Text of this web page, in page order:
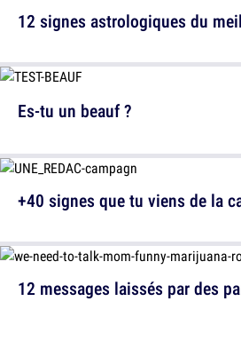
12 signes astrologiques du
12 messages laissés par des
Es-tu un beauf ?
+40 signes que tu viens de la